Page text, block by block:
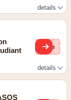
details
(ge
details